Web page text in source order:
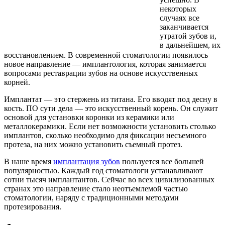
некоторых
случаях все
заканчивается
утратой зубов и,
в дальнейшем, их
восстановлением. В современной стоматологии появилось
новое направление — имплантология, которая занимается
вопросами реставрации зубов на основе искусственных
корней.
Имплантат — это стержень из титана. Его вводят под десну в
кость. ПО сути дела — это искусственный корень. Он служит
основой для установки коронки из керамики или
металлокерамики. Если нет возможности установить столько
имплантов, сколько необходимо для фиксации несъемного
протеза, на них можно установить съемный протез.
В наше время имплантация зубов пользуется все большей
популярностью. Каждый год стоматологи устанавливают
сотни тысяч имплантантов. Сейчас во всех цивилизованных
странах это направление стало неотъемлемой частью
стоматологии, наряду с традиционными методами
протезирования.